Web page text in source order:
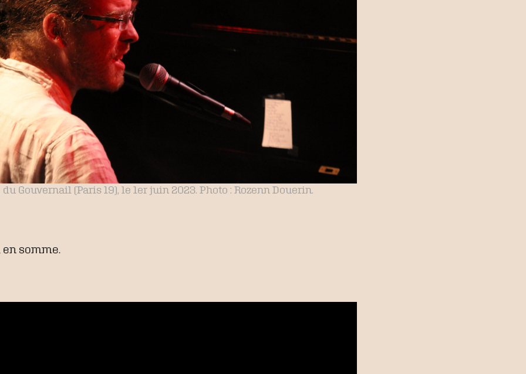
Gouvernail (Paris 19), le 1er juin 2023. Photo : Rozenn Douerin.
somme.